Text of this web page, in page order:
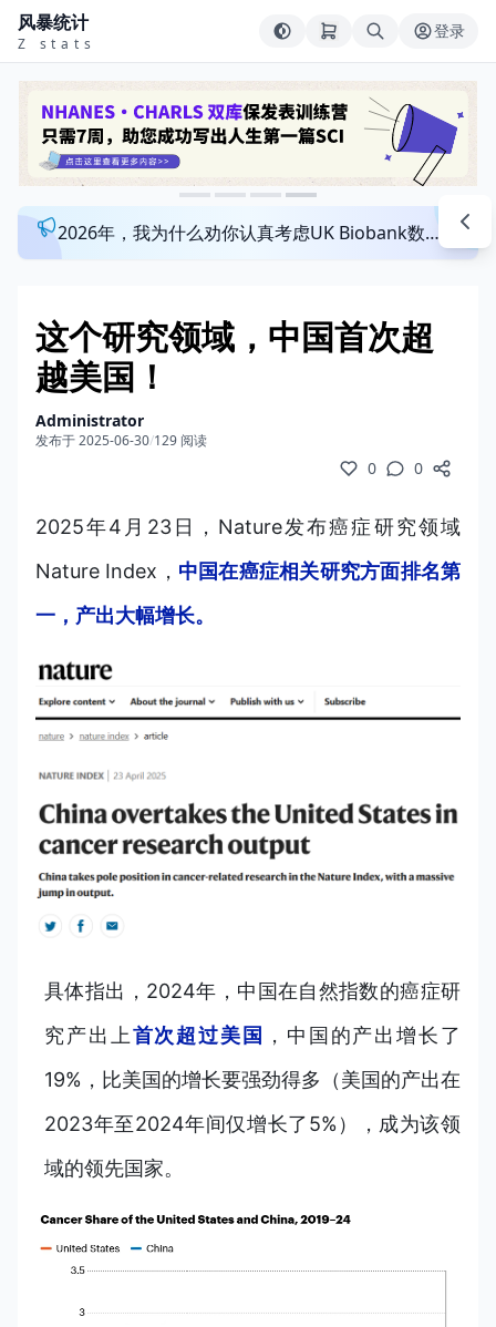
风暴统计
Z stats
登录
2026年，我为什么劝你认真考虑UK Biobank数据库？来看看这个一对一指导发文班
这个研究领域，中国首次超
越美国！
Administrator
发布于 2025-06-30/129 阅读
0 0
2025年4月23日，Nature发布癌症研究领域
Nature Index， 中国在癌症相关研究方面排名第
一，产出大幅增长。
具体指出，2024年，中国在自然指数的癌症研
究产出上首次超过美国
，中国的产出增长了
19%，比美国的增长要强劲得多（美国的产出在
2023年至2024年间仅增长了5%），成为该领
域的领先国家。